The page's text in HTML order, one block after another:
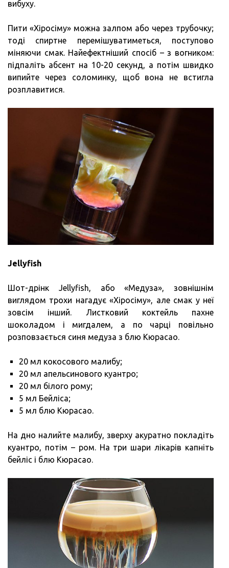
вибуху.
Пити «Хіросіму» можна залпом або через трубочку;
тоді спиртне перемішуватиметься, поступово
міняючи смак. Найефектніший спосіб – з вогником:
підпаліть абсент на 10-20 секунд, а потім швидко
випийте через соломинку, щоб вона не встигла
розплавитися.
Jellyfish
Шот-дрінк Jellyfish, або «Медуза», зовнішнім
виглядом трохи нагадує «Хіросіму», але смак у неї
зовсім інший. Листковий коктейль пахне
шоколадом і мигдалем, а по чарці повільно
розповзається синя медуза з блю Кюрасао.
20 мл кокосового малибу;
20 мл апельсинового куантро;
20 мл білого рому;
5 мл Бейліса;
5 мл блю Кюрасао.
На дно налийте малибу, зверху акуратно покладіть
куантро, потім – ром. На три шари лікарів капніть
бейліс і блю Кюрасао.